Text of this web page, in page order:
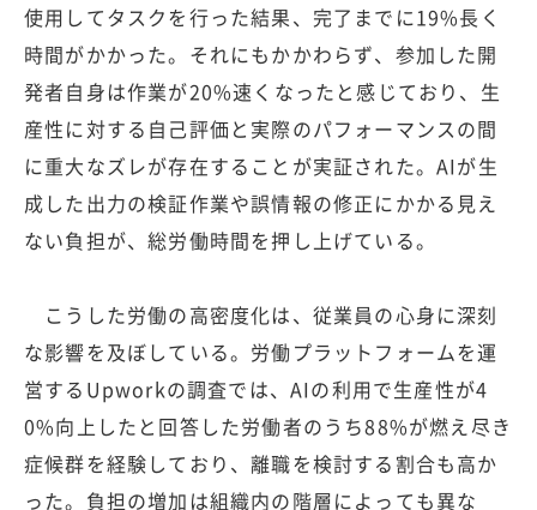
使用してタスクを行った結果、完了までに19%長く
時間がかかった。それにもかかわらず、参加した開
発者自身は作業が20%速くなったと感じており、生
産性に対する自己評価と実際のパフォーマンスの間
に重大なズレが存在することが実証された。AIが生
成した出力の検証作業や誤情報の修正にかかる見え
ない負担が、総労働時間を押し上げている。
こうした労働の高密度化は、従業員の心身に深刻
な影響を及ぼしている。労働プラットフォームを運
営するUpworkの調査では、AIの利用で生産性が4
0%向上したと回答した労働者のうち88%が燃え尽き
症候群を経験しており、離職を検討する割合も高か
った。負担の増加は組織内の階層によっても異な